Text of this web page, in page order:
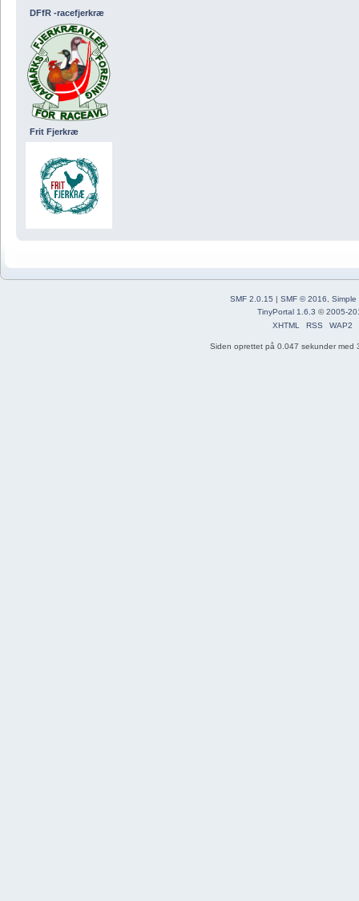
DFfR -racefjerkræ
Frit Fjerkræ
SMF 2.0.15 | SMF © 2016
Simple
TinyPortal 1.6.3 ©2005-
XHTML
RSS WAP2
Siden oprettet på 0.047 sekunder med